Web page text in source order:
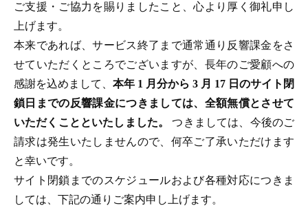
ご支援・ご協力を賜りましたこと、心より厚く御礼申し
上げます。
本来であれば、サービス終了まで通常通り反響課金をさ
せていただくところでございますが、長年のご愛顧への
感謝を込めまして、 本年 1 月分から 3 月 17 日のサイト閉
鎖日までの反響課金につきましては、全額無償とさせて
いただくことといたしました。つきましては、今後のご
請求は発生いたしませんので、何卒ご了承いただけます
と幸いです。
サイト閉鎖までのスケジュールおよび各種対応につきま
しては、下記の通りご案内申し上げます。